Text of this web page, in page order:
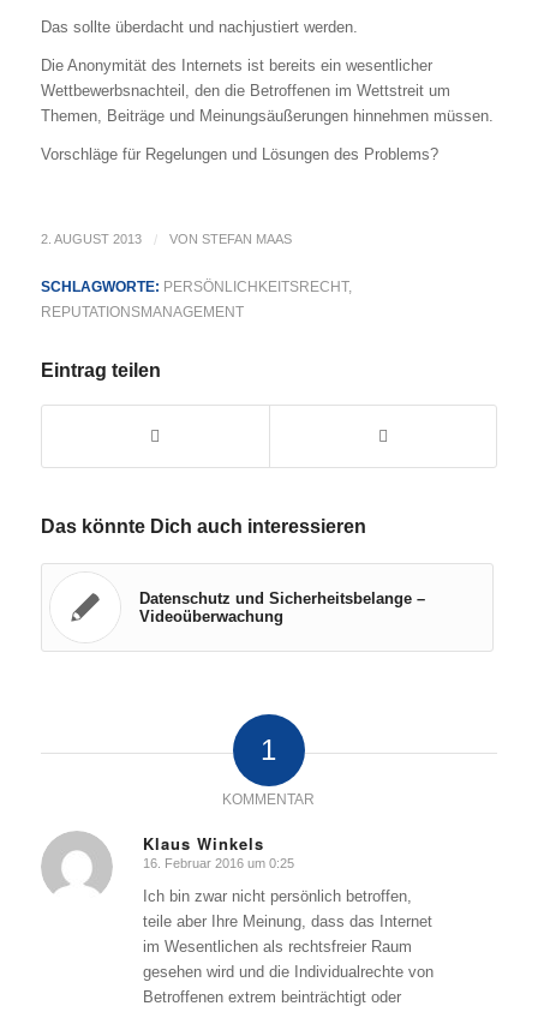
Das sollte überdacht und nachjustiert werden.
Die Anonymität des Internets ist bereits ein wesentlicher
Wettbewerbsnachteil, den die Betroffenen im Wettstreit um
Themen, Beiträge und Meinungsäußerungen hinnehmen müssen.
Vorschläge für Regelungen und Lösungen des Problems?
2. AUGUST 2013 / VON STEFAN MAAS
SCHLAGWORTE: PERSÖNLICHKEITSRECHT,
REPUTATIONSMANAGEMENT
Eintrag teilen
Das könnte Dich auch interessieren
Datenschutz und Sicherheitsbelange –
Videoüberwachung
1
KOMMENTAR
Klaus Winkels
sagte:
16. Februar 2016 um 0:25
Ich bin zwar nicht persönlich betroffen,
teile aber Ihre Meinung, dass das Internet
im Wesentlichen als rechtsfreier Raum
gesehen wird und die Individualrechte von
Betroffenen extrem beinträchtigt oder